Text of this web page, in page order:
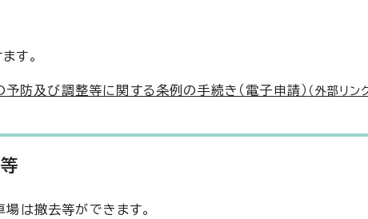
す。
防及び調整等に関する条例の手続き（電子申請） （外部リン
は撤去等ができます。